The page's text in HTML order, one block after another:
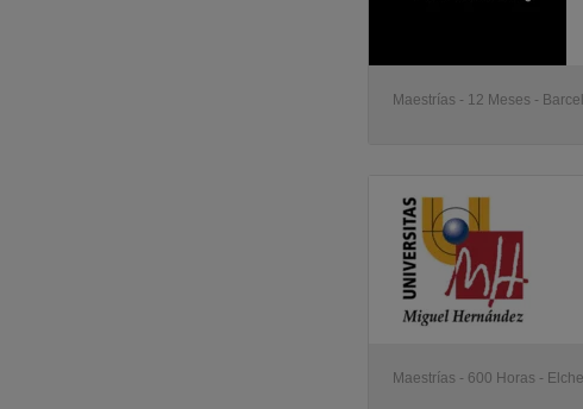
Maestrías - 12 Meses -
Maestrías - 600 Horas - Elche